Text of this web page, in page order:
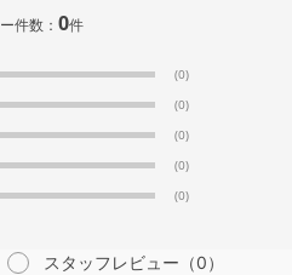
件数：0件
(0)
(0)
(0)
(0)
(0)
スタッフレビュー （0）